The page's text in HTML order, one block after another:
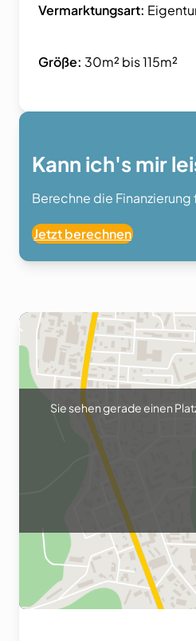
Vermarktungsart:
Größe: 30m² bis 115m²
Kann ich's mir
Berechne die
Jetzt berechnen
Sie sehen gerade einen